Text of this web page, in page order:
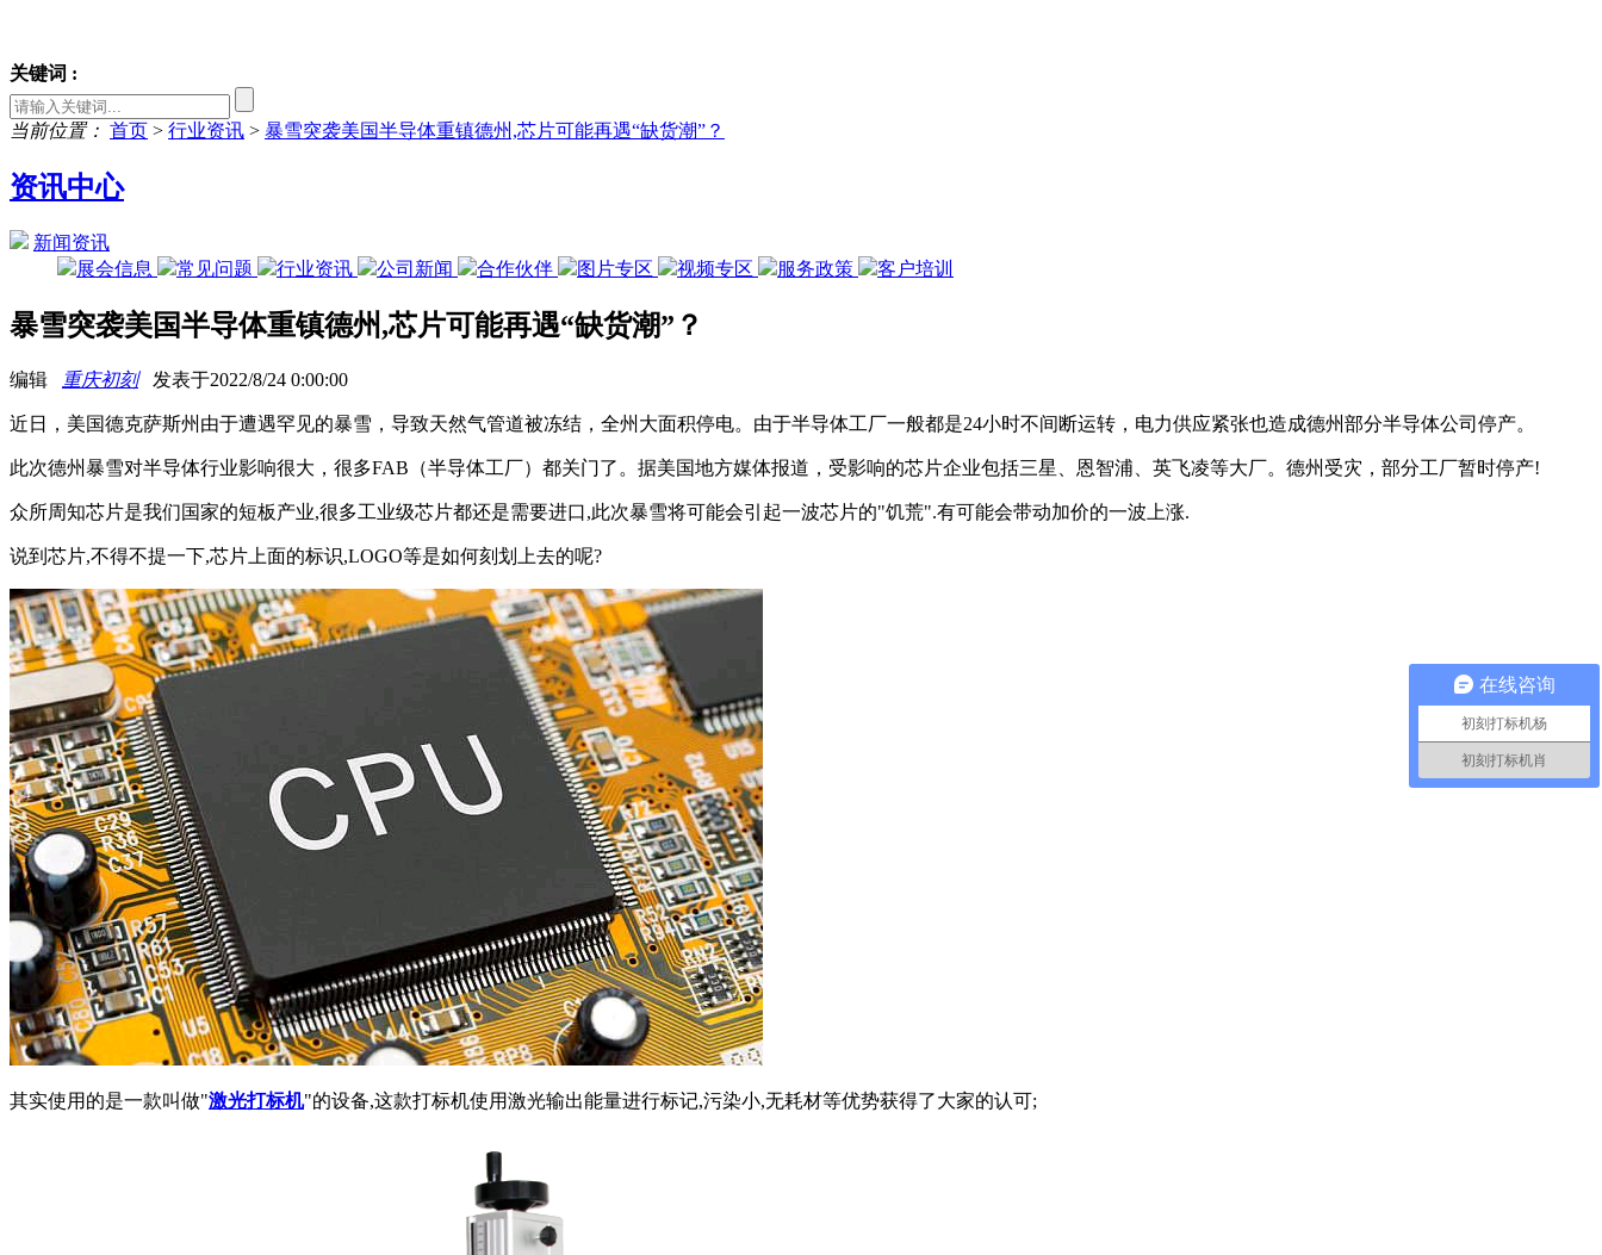
关键词 :
当前位置： 首页 > 行业资讯 > 暴雪突袭美国半导体重镇德州,芯片可能再遇“缺货潮”？
资讯中心
新闻资讯
展会信息
常见问题 行业资讯 公司新闻 合作伙伴 图片专区 视频专区 服务政策 客户培训
暴雪突袭美国半导体重镇德州,芯片可能再遇“缺货潮”？
编辑 重庆初刻发表于2022/8/24 0:00:00
近日，美国德克萨斯州由于遭遇罕见的暴雪，导致天然气管道被冻结，全州大面积停电。由于半导体工厂一般都是24小时不间断运转，电力供应紧张也造成德州部分半导体公司停产。
此次德州暴雪对半导体行业影响很大，很多FAB（半导体工厂）都关门了。据美国地方媒体报道，受影响的芯片企业包括三星、恩智浦、英飞凌等大厂。德州受灾，部分工厂暂时停产!
众所周知芯片是我们国家的短板产业,很多工业级芯片都还是需要进口,此次暴雪将可能会引起一波芯片的"饥荒".有可能会带动加价的一波上涨.
说到芯片,不得不提一下,芯片上面的标识,LOGO等是如何刻划上去的呢?
其实使用的是一款叫做"激光打标机"的设备,这款打标机使用激光输出能量进行标记,污染小,无耗材等优势获得了大家的认可;
在线咨询
初刻打标机杨
初刻打标机肖